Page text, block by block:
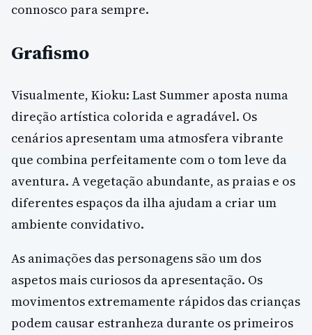
connosco para sempre.
Grafismo
Visualmente, Kioku: Last Summer aposta numa
direção artística colorida e agradável. Os
cenários apresentam uma atmosfera vibrante
que combina perfeitamente com o tom leve da
aventura. A vegetação abundante, as praias e os
diferentes espaços da ilha ajudam a criar um
ambiente convidativo.
As animações das personagens são um dos
aspetos mais curiosos da apresentação. Os
movimentos extremamente rápidos das crianças
podem causar estranheza durante os primeiros